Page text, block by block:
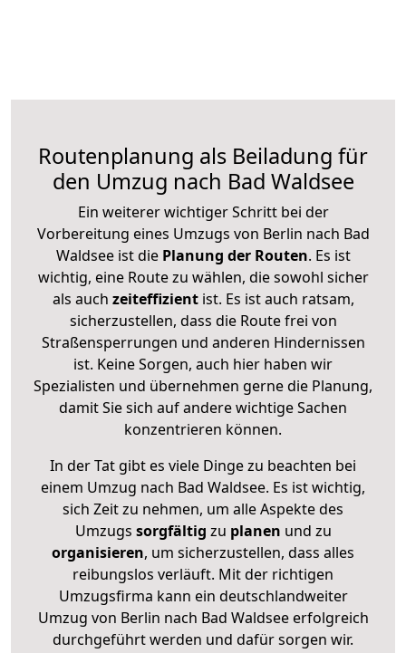
Routenplanung als Beiladung für
den Umzug nach Bad Waldsee
Ein weiterer wichtiger Schritt bei der
Vorbereitung eines Umzugs von Berlin nach Bad
Waldsee ist diePlanung der Routen. Es ist
wichtig, eine Route zu wählen, die sowohl sicher
als auch zeiteffizientist. Es ist auch ratsam,
sicherzustellen, dass die Route frei von
Straßensperrungen und anderen Hindernissen
ist. Keine Sorgen, auch hier haben wir
Spezialisten und übernehmen gerne die Planung,
damit Sie sich auf andere wichtige Sachen
konzentrieren können.
In der Tat gibt es viele Dinge zu beachten bei
einem Umzug nach Bad Waldsee. Es ist wichtig,
sich Zeit zu nehmen, um alle Aspekte des
Umzugs sorgfältig zu planen und zu
organisieren, um sicherzustellen, dass alles
reibungslos verläuft. Mit der richtigen
Umzugsfirma kann ein deutschlandweiter
Umzug von Berlin nach Bad Waldsee erfolgreich
durchgeführt werden und dafür sorgen wir.